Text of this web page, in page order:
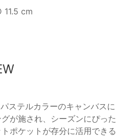
11.5 cm
ステルカラーのキャンバスに
が施され、シーズンにぴった
ポケットが存分に活用できる